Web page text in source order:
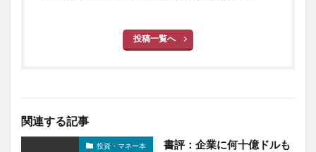
投稿一覧へ
関連する記事
投資・マネー本
書評：企業に何十億ドルも